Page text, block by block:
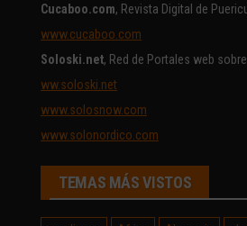
Cucaboo.com, Revista Digital de
www.cucaboo.com
Soloski.net, Red de Portales web
ww.soloski.net
www.solosnow.com
www.solonordico.com
TEMAS MÁS VISTOS